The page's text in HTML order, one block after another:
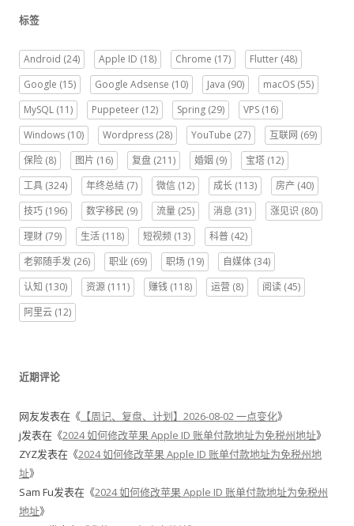
标签
Android (24) Apple ID (18) Chrome (17) Flutter (48)
Google (15) Google Adsense (10) Java (90) macOS (55)
MySQL (11) Puppeteer (12) Spring (29) VPS (16)
Windows (10) Wordpress (28) YouTube (27) 互联网 (69)
保险 (8) 图片 (16) 复盘 (211) 婚姻 (9) 宝塔 (12)
工具 (324) 年终总结 (7) 微信 (12) 成长 (113) 房产 (40)
技巧 (196) 数字移民 (9) 流量 (25) 消息 (31) 涨见识 (80)
理财 (79) 生活 (118) 短视频 (13) 科普 (42)
老郭随手发 (26) 职业 (69) 职场 (19) 自媒体 (34)
认知 (130) 资源 (111) 赚钱 (118) 运营 (8) 阅读 (45)
阿里云 (12)
近期评论
网友发表在《 【周记、复盘、计划】2026-08-02 一点变化》
j发表在《2024 如何修改苹果 Apple ID 账单付款地址为免税州地址》
ZYZ发表在《2024 如何修改苹果 Apple ID 账单付款地址为免税州地
址》
Sam Fu发表在《2024 如何修改苹果 Apple ID 账单付款地址为免税州
地址》